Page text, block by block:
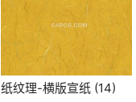
纸纹理-横版宣纸 (14)